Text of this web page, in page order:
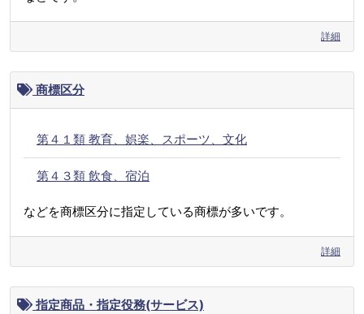
詳細
商標区分
第４１類 教育、娯楽、スポーツ、文化
第４３類 飲食、宿泊
などを商標区分に指定している商標が多いです。
詳細
指定商品・指定役務(サービス)